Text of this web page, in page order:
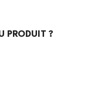
PRODUIT ?